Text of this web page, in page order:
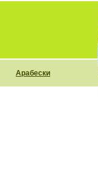
Арабески